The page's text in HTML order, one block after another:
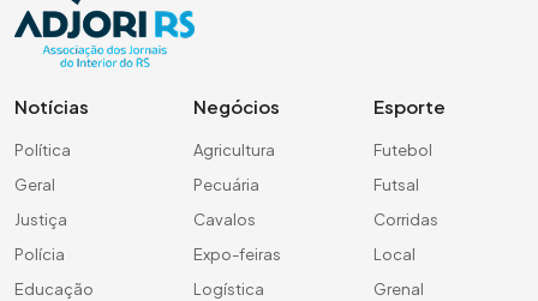
Notícias
Política
Geral
Justiça
Polícia
Educação
Negócios
Agricultura
Pecuária
Cavalos
Expo-feiras
Logística
Esporte
Futebol
Futsal
Corridas
Local
Grenal